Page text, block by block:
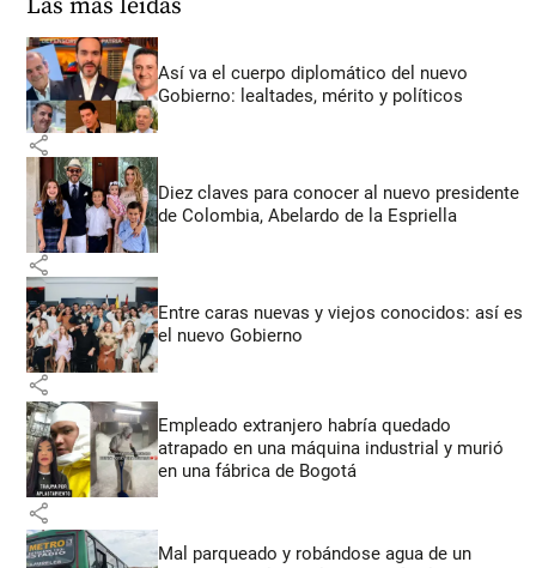
Las más leídas
Así va el cuerpo diplomático del nuevo
Gobierno: lealtades, mérito y políticos
share
Diez claves para conocer al nuevo presidente
de Colombia, Abelardo de la Espriella
share
Entre caras nuevas y viejos conocidos: así es
el nuevo Gobierno
share
Empleado extranjero habría quedado
atrapado en una máquina industrial y murió
en una fábrica de Bogotá
share
Mal parqueado y robándose agua de un